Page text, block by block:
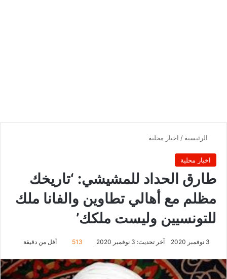
الرئيسية / اخبار محلية
اخبار محلية
طارق الحداد للمشيشي: ‘تاريخك
مظلم مع أهالي تطاوين والفانا ملك
للتونسيين وليست ملكك’
3 نوفمبر 2020 آخر تحديث: 3 نوفمبر 2020 513 أقل من دقيقة